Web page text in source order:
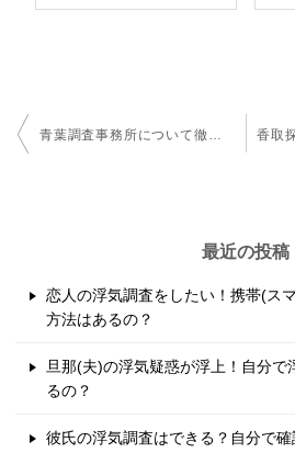
投
ー
ョ
最近の投稿
恋人の浮気調査をしたい！携帯(ス
方法はあるの？
旦那(夫)の浮気疑惑が浮上！自分で
るの？
彼氏の浮気調査はできる？自分で